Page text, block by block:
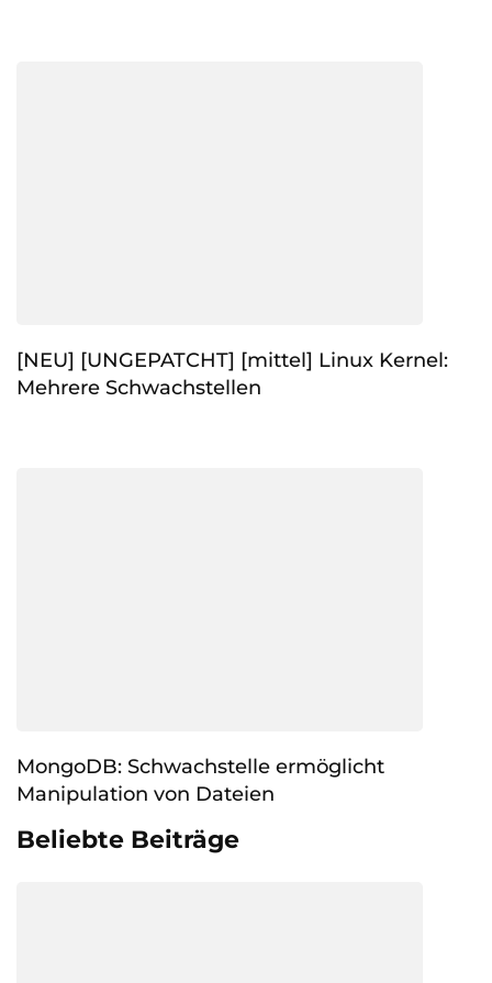
[NEU] [UNGEPATCHT] [mittel] Linux Kernel:
Mehrere Schwachstellen
MongoDB: Schwachstelle ermöglicht
Manipulation von Dateien
Beliebte Beiträge